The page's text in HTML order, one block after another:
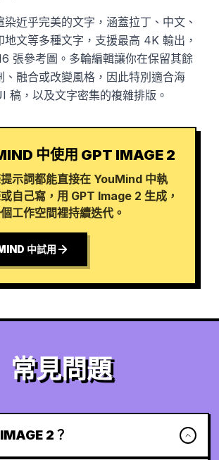
染近乎完美的文字，涵蓋拉丁、中文、
地文等多種文字，支援最高 4K 輸出，
張參考圖。多輪編輯讓你在保留其餘
、融合或改變風格，因此特別適合海
稿，以及文字密集的複雜排版。
中使用 GPT IMAGE 2
示詞都能直接在 YouMind 中執
自己寫，用 GPT Image 2 生成，
工作空間裡持續迭代。
中試用
常見問題
2？